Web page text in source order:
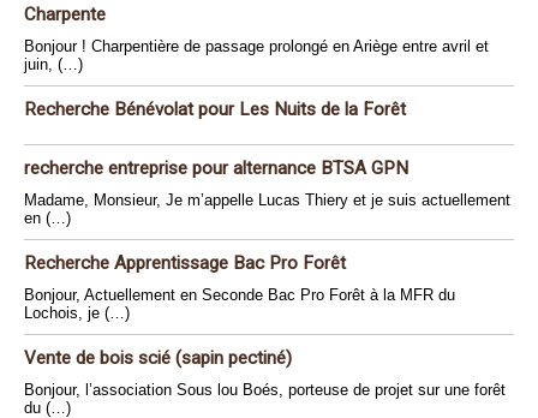
Charpente
Bonjour ! Charpentière de passage prolongé en Ariège entre avril et
juin, (…)
Recherche Bénévolat pour Les Nuits de la Forêt
recherche entreprise pour alternance BTSA GPN
Madame, Monsieur, Je m’appelle Lucas Thiery et je suis actuellement
en (…)
Recherche Apprentissage Bac Pro Forêt
Bonjour, Actuellement en Seconde Bac Pro Forêt à la MFR du
Lochois, je (…)
Vente de bois scié (sapin pectiné)
Bonjour, l’association Sous lou Boés, porteuse de projet sur une forêt
du (…)